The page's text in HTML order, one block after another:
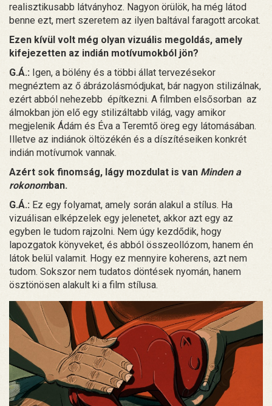
realisztikusabb látványhoz. Nagyon örülök, ha még látod
benne ezt, mert szeretem az ilyen baltával faragott arcokat.
Ezen kívül volt még olyan vizuális megoldás, amely
kifejezetten az indián motívumokból jön?
G.Á.: Igen, a bölény és a többi állat tervezésekor
megnéztem az ő ábrázolásmódjukat, bár nagyon stilizálnak,
ezért abból nehezebb építkezni. A filmben elsősorban az
álmokban jön elő egy stilizáltabb világ, vagy amikor
megjelenik Ádám és Éva a Teremtő öreg egy látomásában.
Illetve az indiánok öltözékén és a díszítéseiken konkrét
indián motívumok vannak.
Azért sok finomság, lágy mozdulat is van Minden a
rokonomban.
G.Á.: Ez egy folyamat, amely során alakul a stílus. Ha
vizuálisan elképzelek egy jelenetet, akkor azt egy az
egyben le tudom rajzolni. Nem úgy kezdődik, hogy
lapozgatok könyveket, és abból összeollózom, hanem én
látok belül valamit. Hogy ez mennyire koherens, azt nem
tudom. Sokszor nem tudatos döntések nyomán, hanem
ösztönösen alakult ki a film stílusa.